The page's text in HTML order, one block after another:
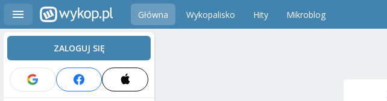
Główna Wykopalisko Hity Mikroblog
ZALOGUJ SIĘ